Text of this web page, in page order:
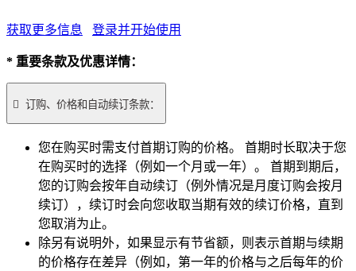
获取更多信息 登录并开始使用
* 重要条款及优惠详情：
 订购、价格和自动续订条款：
您在购买时需支付首期订购的价格。 首期时长取决于您
在购买时的选择（例如一个月或一年）。 首期到期后，
您的订购会按年自动续订（例外情况是月度订购会按月
续订），续订时会向您收取当期有效的续订价格，直到
您取消为止。
除另有说明外，如果显示有节省额，则表示首期与续期
的价格存在差异（例如，第一年的价格与之后每年的价